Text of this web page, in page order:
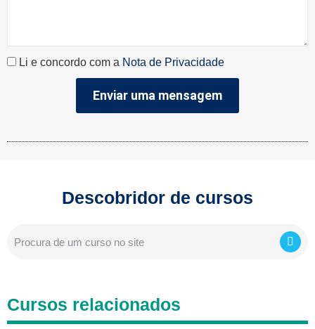
Li e concordo com a Nota de Privacidade
Enviar uma mensagem
Descobridor de cursos
Cursos relacionados